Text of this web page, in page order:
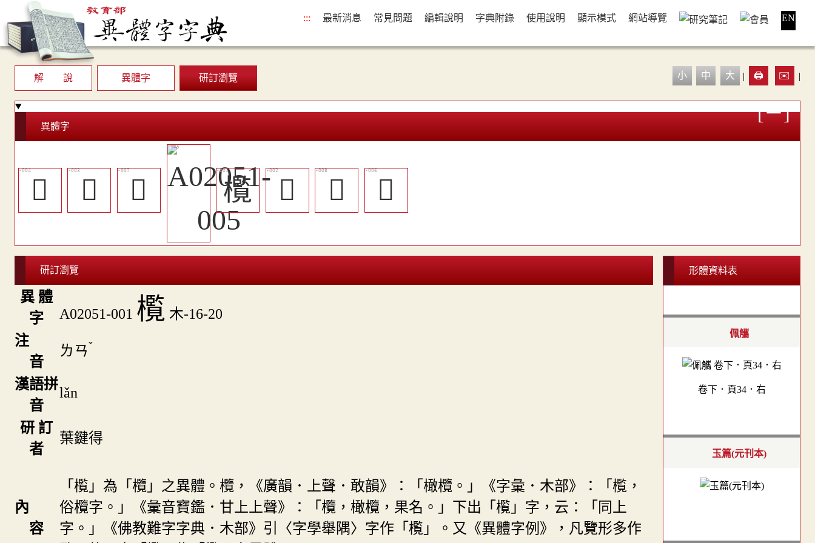
::: 最新消息 常見問題 編輯說明 字典附錄 使用說明 顯示模式 網站導覽 EN
解 說 異體字 研訂瀏覽 小 中 大 | 🖨️ ✉️ |
異體字
󲻧 󲻦 󲻩 㰖 󲻥 󲻪 󲻨
研訂瀏覽
異 體
字
A02051-001 㰖 木-16-20
注
音
ㄌㄢˇ
漢語拼
音
lǎn
研 訂
者
葉鍵得
內
容
「㰖」為「欖」之異體。欖，《廣韻．上聲．敢韻》：「橄欖。」《字彙．木部》：「㰖，
俗欖字。」《彙音寶鑑．甘上上聲》：「欖，橄欖，果名。」下出「㰖」字，云：「同上
字。」《佛教難字字典．木部》引〈字學舉隅〉字作「㰖」。又《異體字例》，凡覽形多作
形體資料表
佩觿
卷下．頁34．右
玉篇(元刊本)